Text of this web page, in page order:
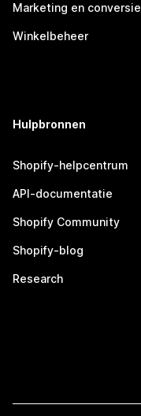
Marketing en conversie
Winkelbeheer
Hulpbronnen
Shopify-helpcentrum
API-documentatie
Shopify Community
Shopify-blog
Research